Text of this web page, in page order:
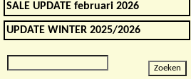
SALE UPDATE februari 2026
UPDATE WINTER 2025/2026